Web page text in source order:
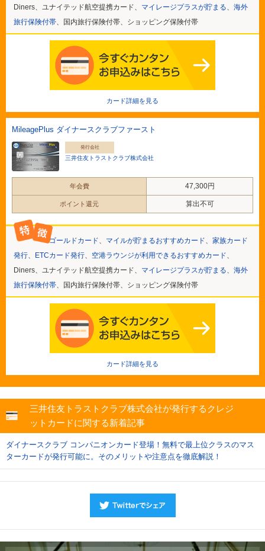
Diners、ユナイテッド航空提携カード、 マイレージプラスが貯まる、 海外
旅行保険付帯、国内旅行保険付帯、ショッピング保険付帯
カード詳細を見る
MileagePlus ダイナースクラブファースト
発行会社
三井住友トラストクラブ株式会社
年会費 47,300円
ポイント還元 算出不可
ゴールドカード マイルが貯まるおすすめカード
家族カード
発行
ETCカード発行 空港ラウンジが利用できるおすすめカード
Diners、ユナイテッド航空提携カード、 マイレージプラスが貯まる
海外
旅行保険付帯 、国内旅行保険付帯、ショッピング保険付帯
カード詳細を見る
三井住友トラストクラブ株式会社が発行するクレジ
ットカードに関する新着記事
ダイナースクラブ コンパニオンカード登場！無料で最上位クラスのマス
ターカードが発行可能に。そのメリットや注意点を徹底解説！